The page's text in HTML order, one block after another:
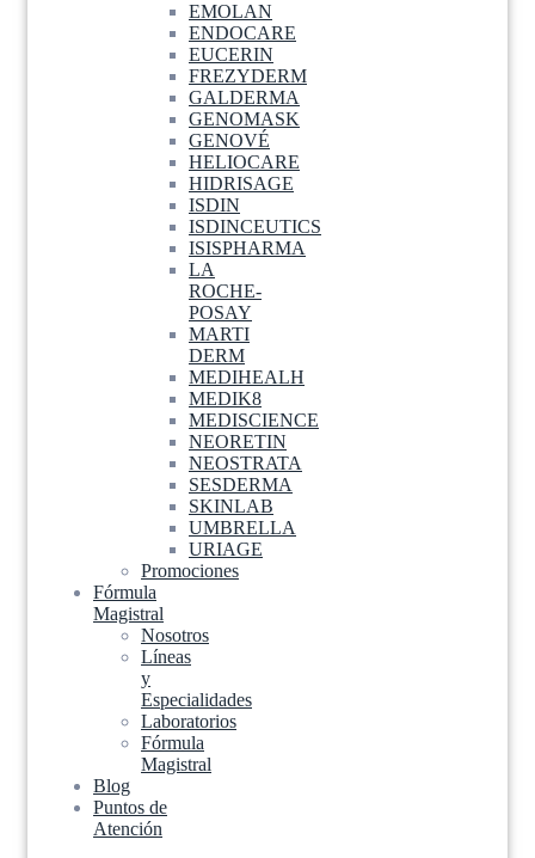
EMOLAN
ENDOCARE
EUCERIN
FREZYDERM
GALDERMA
GENOMASK
GENOVÉ
HELIOCARE
HIDRISAGE
ISDIN
ISDINCEUTICS
ISISPHARMA
LA
ROCHE-
POSAY
MARTI
DERM
MEDIHEALH
MEDIK8
MEDISCIENCE
NEORETIN
NEOSTRATA
SESDERMA
SKINLAB
UMBRELLA
URIAGE
Promociones
Fórmula
Magistral
Nosotros
Líneas
y
Especialidades
Laboratorios
Fórmula
Magistral
Blog
Puntos de
Atención